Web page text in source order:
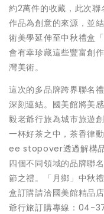
約2萬件的收藏，此次聯
作品為創意的來源，並
術美學延伸至中秋禮盒
會有幸珍藏這些豐富創
灣美術。
這次的多品牌跨界聯名
深刻連結。國美館將美
毅老爺行旅為城市旅遊
一杯好茶之中，茶香律
ee stopover透過解構品
四個不同領域的品牌聯
節之禮。「月鄉」中秋
盒訂購請洽國美館精
爺行旅訂購專線：04-